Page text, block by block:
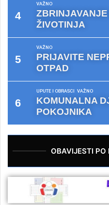
VAŽNO
ŽIVOTINJA
VAŽNO
PRIJAVITE
OTPAD
UPUTE I OBRASCI VAŽNO
KOMUNALNA
POKOJNIKA
OBAVIJESTI